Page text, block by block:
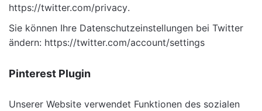
https://twitter.com/privacy.
Sie können Ihre Datenschutzeinstellungen bei Twitter
ändern: https://twitter.com/account/settings
Pinterest Plugin
Unserer Website verwendet Funktionen des sozialen